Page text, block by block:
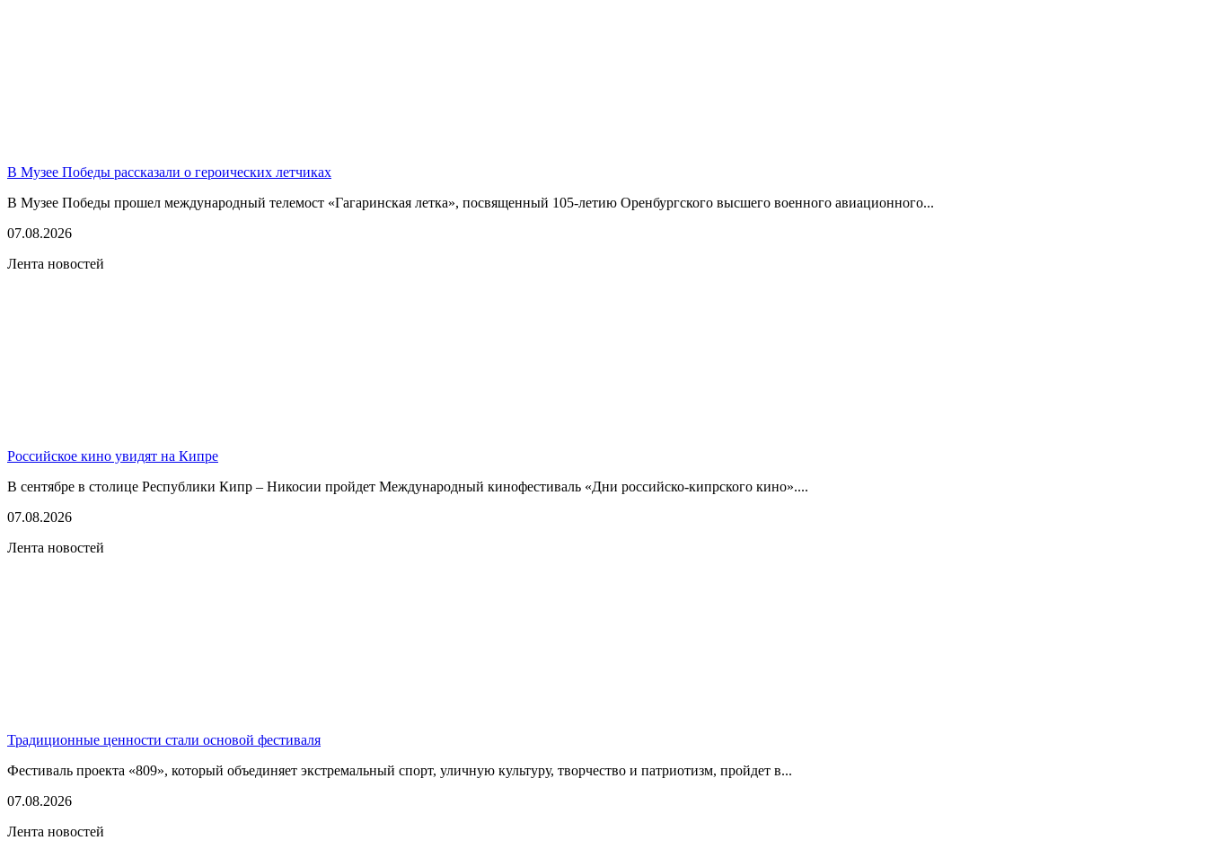
В Музее Победы рассказали о героических летчиках
В Музее Победы прошел международный телемост «Гагаринская летка», посвященный 105-летию Оренбургского высшего военного авиационного...
07.08.2026
Лента новостей
Российское кино увидят на Кипре
В сентябре в столице Республики Кипр – Никосии пройдет Международный кинофестиваль «Дни российско-кипрского кино»....
07.08.2026
Лента новостей
Традиционные ценности стали основой фестиваля
Фестиваль проекта «809», который объединяет экстремальный спорт, уличную культуру, творчество и патриотизм, пройдет в...
07.08.2026
Лента новостей